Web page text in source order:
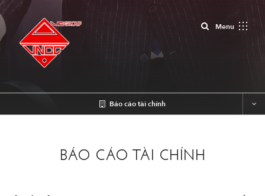
MenuClose
Báo cáo tài chính
BÁO CÁO TÀI CHÍNH